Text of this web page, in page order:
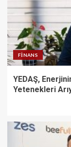
FINANS
YEDAŞ,
Yetenekleri